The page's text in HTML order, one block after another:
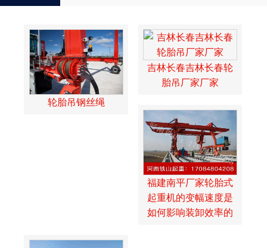
轮胎吊钢丝绳
吉林长春吉林长春轮
胎吊厂家厂家
福建南平厂家轮胎式
起重机的变幅速度是
如何影响装卸效率的